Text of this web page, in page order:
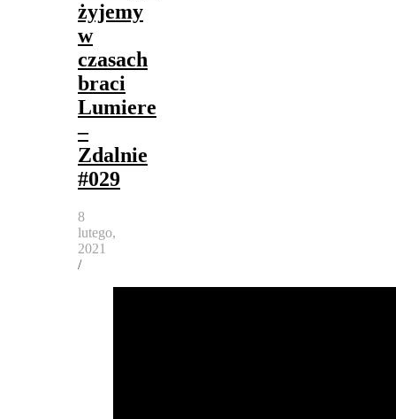
żyjemy
w
czasach
braci
Lumiere
–
Zdalnie
#029
8
lutego,
2021
/